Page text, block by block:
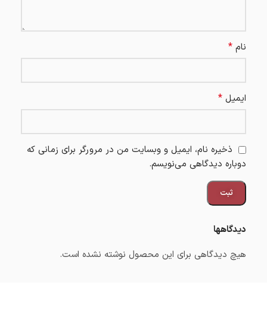
دیدگاهها
هیچ دیدگاهی برای این محصول نوشته نشده است.
نام *
ایمیل *
ذخیره نام، ایمیل و وبسایت من در مرورگر برای زمانی که
دوباره دیدگاهی می‌نویسم.